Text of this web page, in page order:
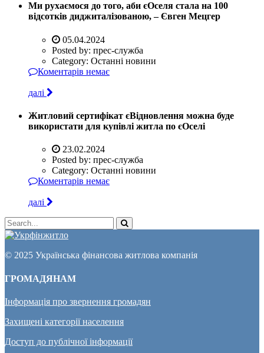
Ми рухаємося до того, аби єОселя стала на 100
відсотків диджиталізованою, – Євген Мецгер
05.04.2024
Posted by: прес-служба
Category: Останні новини
Коментарів немає
далі
Житловий сертифікат єВідновлення можна буде
використати для купівлі житла по єОселі
23.02.2024
Posted by: прес-служба
Category: Останні новини
Коментарів немає
далі
© 2025 Українська фінансова житлова компанія
ГРОМАДЯНАМ
Інформація про звернення громадян
Захищені категорії населення
Доступ до публічної інформації